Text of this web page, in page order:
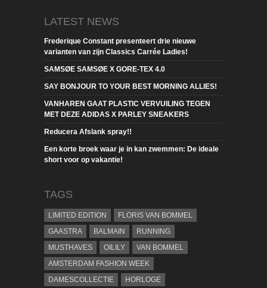
LATEST NEWS
Frederique Constant presenteert drie nieuwe
varianten van zijn Classics Carrée Ladies!
SAMSØE SAMSØE X GORE-TEX 4.0
SAY BONJOUR TO YOUR BEST MORNING ALLIES!
VANHAREN GAAT PLASTIC VERVUILING TEGEN
MET DEZE ADIDAS X PARLEY SNEAKERS
Reducera Afslank spray!!
Een korte broek waar je in kan zwemmen: De ideale
short voor op vakantie!
TAGS
LIMITED EDITION
FLORIS VAN BOMMEL
GAASTRA
BALMAIN
RUNNING
MUSTHAVES
OILILY
VAN BOMMEL
AMSTERDAM FASHION WEEK
DAMESCOLLECTIE
HORLOGE